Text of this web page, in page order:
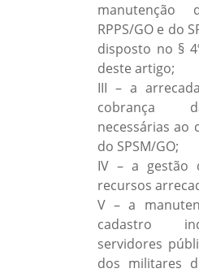
manutenção
RPPS/GO e do
disposto no §
deste artigo;
III – a
cobrança
necessárias ao
do SPSM/GO;
IV – a gestão
recursos
V – a
cadastro
servidores
dos militares